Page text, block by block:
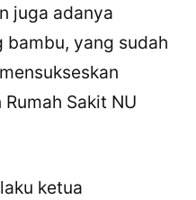
juga adanya
yang sudah
Sakit NU
ketua